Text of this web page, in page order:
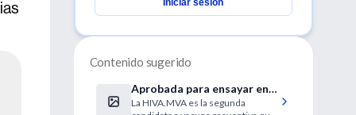
Contenido sugerido
Aprobada para ensayar en
Sudáfrica una nueva vacuna
La HIVA.MVA es la segunda